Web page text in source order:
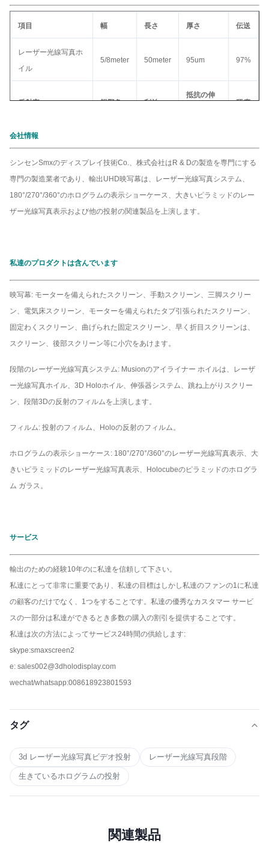
項目 幅 長さ 厚さ 伝送
レーザー光線写真ホ
イル
5/8meter 50meter 95um 97%
反射率 視野角 利益
抵抗の伸
硬度
19.70%
会社情報
シンセンSmxのディスプレイ技術Co.、株式会社はR & Dの製造を専門にする
専門の製造業者であり、輸出UHD映写幕は、レーザー光線写真システム、
180°/270°/360°のホログラムの表示ショーケース、大きいピラミッドのレー
ザー光線写真表示および他の投射の関連製品を上演します。
私達のプロダクトは含んでいます
映写幕: モーターを備えられたスクリーン、手動スクリーン、三脚スクリー
ン、電気床スクリーン、モーターを備えられたタブ引張られたスクリーン、
固定わくスクリーン、曲げられた固定スクリーン、早く折目スクリーンは、
スクリーン、後部スクリーン等に小穴をあけます。
段階のレーザー光線写真システム: Musionのアイライナー ホイルは、レーザ
ー光線写真ホイル、3D Holoホイル、伸張器システム、跳ね上がりスクリー
ン、段階3Dの反射のフィルムを上演します。
フィルム: 投射のフィルム、Holoの反射のフィルム。
ホログラムの表示ショーケース: 180°/270°/360°のレーザー光線写真表示、大
きいピラミッドのレーザー光線写真表示、Holocubeのピラミッドのホログラ
ム ガラス。
サービス
輸出のための経験10年のに私達を信頼して下さい。
私達にとって非常に重要であり、私達の目標はしかし私達のファンの1に私達
の顧客のだけでなく、1つをすることです。私達の優秀なカスタマー サービ
スの一部分は私達ができるとき多数の購入の割引を提供することです。
私達は次の方法によってサービス24時間の供給します:
skype:smaxscreen2
e: sales002@3dholodisplay.com
wechat/whatsapp:008618923801593
タグ
3d レーザー光線写真ビデオ投射 レーザー光線写真段階
生きているホログラムの投射
関連製品